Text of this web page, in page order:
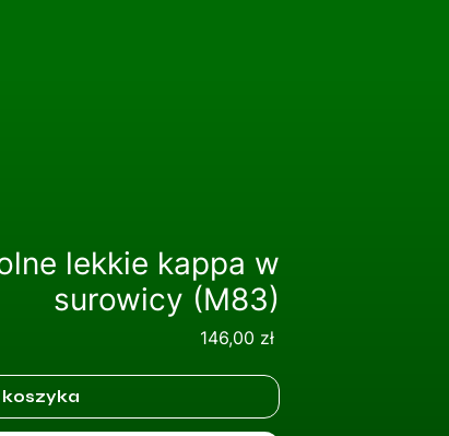
lekkie kappa w
surowicy (M83)
146,00 złCena